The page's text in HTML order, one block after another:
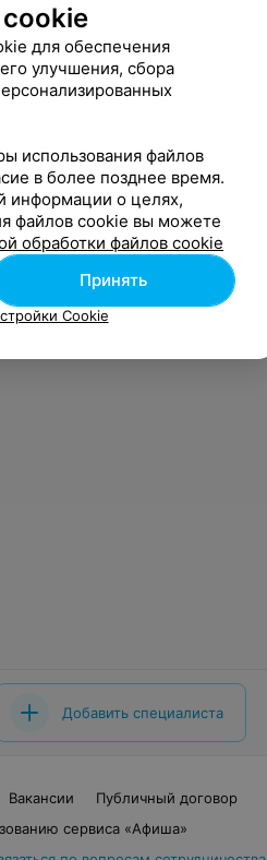
Добавить специалиста
Вакансии
Публичный договор
сервиса «Афиша»
для обеспечения
улучшения, сбора
использования файлов
в более позднее время.
информации о целях,
файлов cookie вы можете
обработки файлов cookie
Принять
Cookie